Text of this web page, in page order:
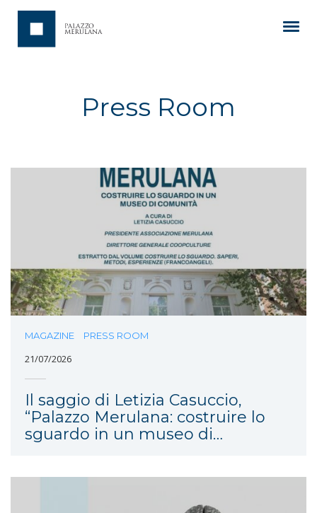
Press Room
MAGAZINE PRESS ROOM
21/07/2026
Il saggio di Letizia Casuccio,
“Palazzo Merulana: costruire lo
sguardo in un museo di